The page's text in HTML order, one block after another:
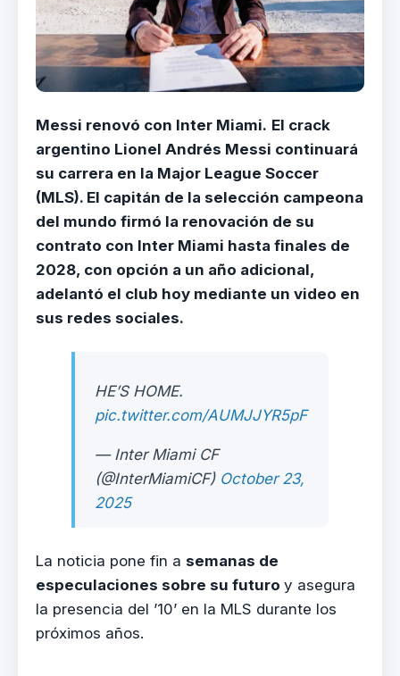
Messi renovó con Inter Miami. El crack
argentino Lionel Andrés Messi continuará
su carrera en la Major League Soccer
(MLS). El capitán de la selección campeona
del mundo firmó la renovación de su
contrato con Inter Miami hasta finales de
2028, con opción a un año adicional,
adelantó el club hoy mediante un video en
sus redes sociales.
HE’S HOME.
pic.twitter.com/AUMJJYR5pF
— Inter Miami CF
(@InterMiamiCF) October 23,
2025
La noticia pone fin a semanas de
especulaciones sobre su futuro y asegura
la presencia del ’10’ en la MLS durante los
próximos años.